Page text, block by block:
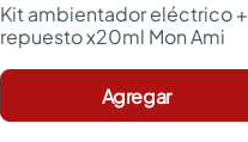
Kit ambientador eléctrico +
repuesto x20ml Mon Ami
Agregar